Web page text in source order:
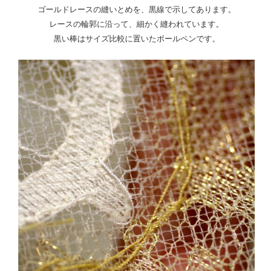
ゴールドレースの縫いとめを、黒線で示してあります。
レースの輪郭に沿って、細かく縫われています。
黒い棒はサイズ比較に置いたボールペンです。